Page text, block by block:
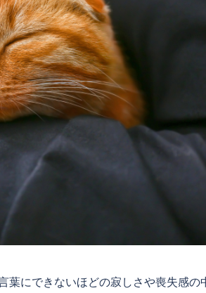
葉にできないほどの寂しさや喪失感の